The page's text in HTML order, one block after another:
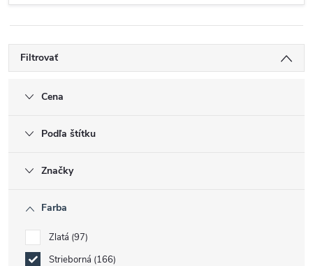
Filtrovať
Cena
Podľa štítku
Značky
Farba
Zlatá 97
Strieborná 166